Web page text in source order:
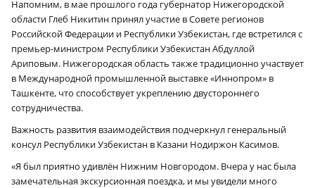
Напомним, в мае прошлого года губернатор Нижегородской
области Глеб Никитин принял участие в Совете регионов
Российской Федерации и Республики Узбекистан, где встретился с
премьер-министром Республики Узбекистан Абдуллой
Ариповым. Нижегородская область также традиционно участвует
в Международной промышленной выставке «Иннопром» в
Ташкенте, что способствует укреплению двустороннего
сотрудничества.
Важность развития взаимодействия подчеркнул генеральный
консул Республики Узбекистан в Казани Нодиржон Касимов.
«Я был приятно удивлён Нижним Новгородом. Вчера у нас была
замечательная экскурсионная поездка, и мы увидели много